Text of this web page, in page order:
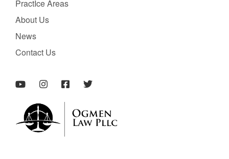
PractIce Areas
About Us
News
Contact Us